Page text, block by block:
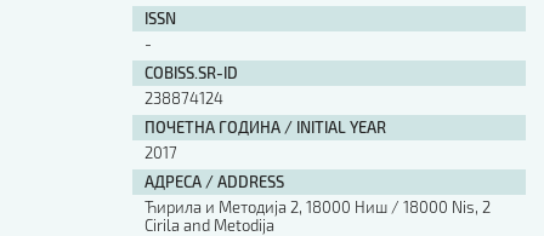
ISSN
-
COBISS.SR-ID
238874124
ПОЧЕТНА ГОДИНА / INITIAL YEAR
2017
АДРЕСА / ADDRESS
Ћирила и Методија 2, 18000 Ниш / 18000 Nis, 2
Cirila and Metodija